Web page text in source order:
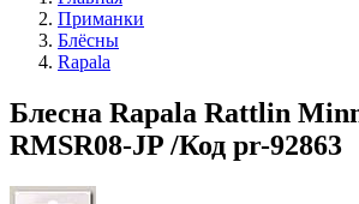
Приманки
Блёсны
Rapala
Блесна Rapala Rattlin
RMSR08-JP /Код pr-92863